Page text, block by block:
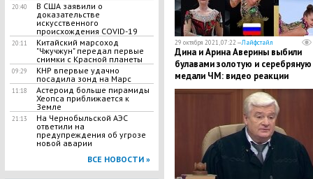
20:40
В США заявили о
доказательстве
искусственного
происхождения COVID-19
20:11
Китайский марсоход
"Чжучжун" передал первые
снимки с Красной планеты
09:29
КНР впервые удачно
посадила зонд на Марс
11:18
Астероид больше пирамиды
Хеопса приближается к
Земле
21:13
На Чернобыльской АЭС
ответили на
предупреждения об угрозе
новой аварии
ВСЕ НОВОСТИ »
29 октября 2021, 07:22 —Лайфстайл
Дина и Арина Аверины выбили
булавами золотую и серебряную
медали ЧМ: видео реакции